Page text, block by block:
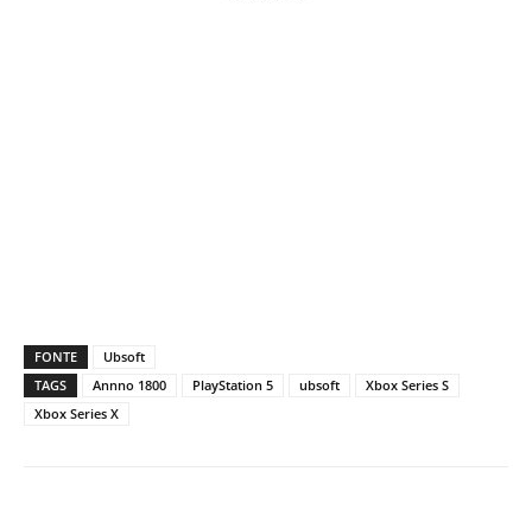
FONTE
Ubsoft
TAGS
Annno 1800 PlayStation 5 ubsoft
Xbox Series S
Xbox Series X